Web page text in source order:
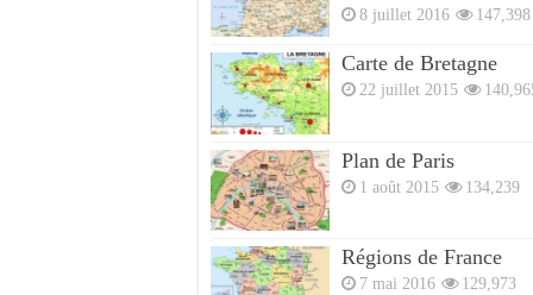
8 juillet 2016 147,398
Carte de Bretagne
22 juillet 2015
Plan de Paris
1 août 2015 134,239
Régions de France
7 mai 2016 129,973